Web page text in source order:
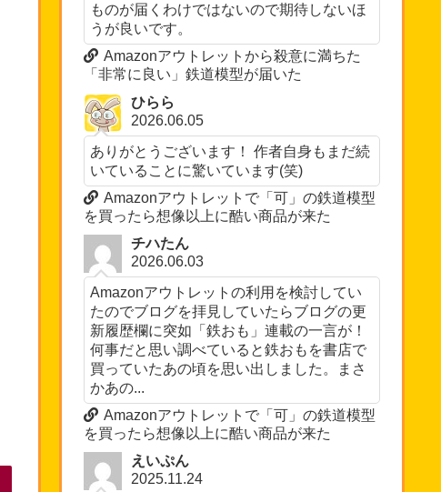
ものが届くわけではないので期待しないほ
うが良いです。
Amazonアウトレットから殺意に満ちた
「非常に良い」鉄道模型が届いた
ひらら
2026.06.05
ありがとうございます！ 作者自身もまだ続
いていることに驚いています(笑)
Amazonアウトレットで「可」の鉄道模型
を買ったら想像以上に酷い商品が来た
チハたん
2026.06.03
Amazonアウトレットの利用を検討してい
たのでブログを拝見していたらブログの更
新履歴欄に突如「鉄おも」連載の一言が！
何事だと思い調べていると鉄おもを書店で
買っていたあの頃を思い出しました。まさ
かあの...
Amazonアウトレットで「可」の鉄道模型
を買ったら想像以上に酷い商品が来た
えいぷん
2025.11.24